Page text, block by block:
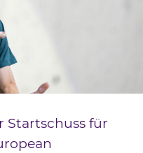
Startschuss für